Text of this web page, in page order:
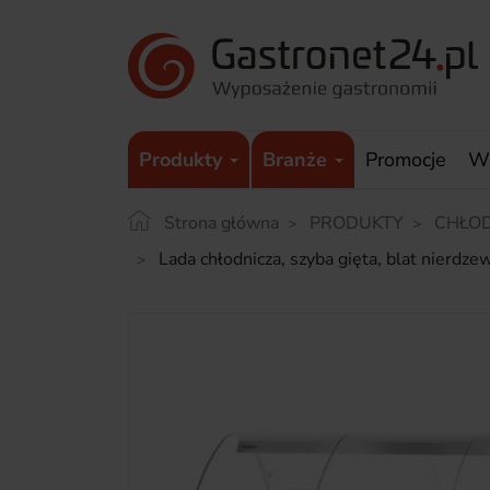
Produkty Branże Promocje
Strona główna PRODUKTY
Lada chłodnicza, szyba gięta, blat